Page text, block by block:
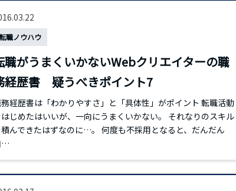
職ノウハウ
職がうまくいかないWebクリエイターの職
経歴書 疑うべきポイント7
経歴書は「わかりやすさ」と「具体性」がポイント 転職活動
じめたはいいが、一向にうまくいかない。 それなりのスキル
んできたはずなのに…。 何度も不採用となると、だんだん
…